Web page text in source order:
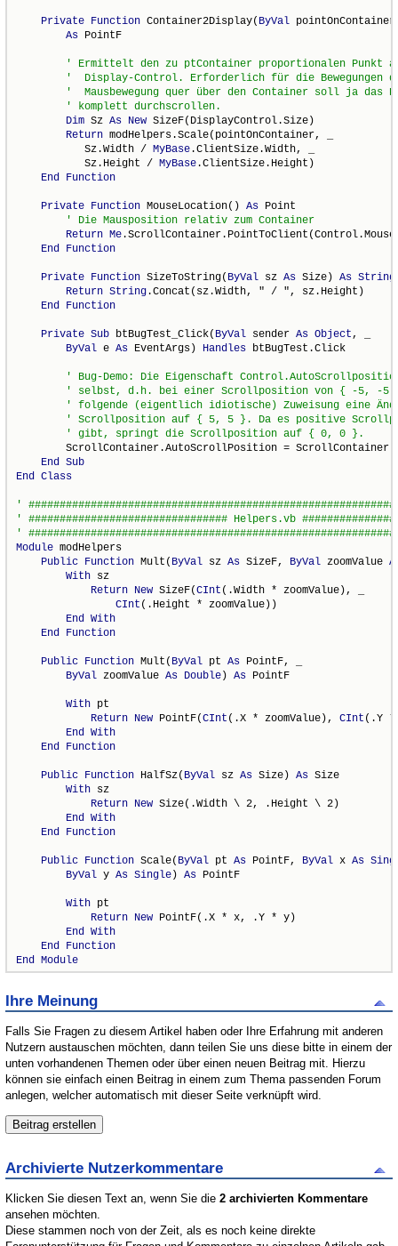
Private Function Container2Display( ByVal
As PointF
Dim Sz As New SizeF(DisplayControl.Size)
Return modHelpers.Scale(pointOnContainer, _
           Sz.Width /
MyBase.ClientSize.Width, _
           Sz.Height /
MyBase.ClientSize.Height)
End Function
Private Function MouseLocation() As Point
Return Me
End Function
Private Function SizeToString( ByVal sz As Size) As String
Return String.Concat(sz.Width, " / ", sz.Height)
End Function
Private Sub btBugTest_Click( ByVal sender As Object, _
ByVal e As EventArgs) Handles btBugTest.Click
ScrollContainer.AutoScrollPosition =
End Sub
End Class
Module modHelpers
Public Function Mult( ByVal sz As SizeF, ByVal zoomValue
With sz
Return New SizeF(CInt (.Width * zoomValue), _
CInt (.Height * zoomValue))
End With
End Function
Public Function Mult( ByVal pt As PointF, _
ByVal zoomValue As Double) As PointF
With pt
Return New PointF(CInt (.X * zoomValue), CInt (.Y *
End With
End Function
Public Function HalfSz( ByVal sz As Size) As Size
With sz
Return New Size(.Width \ 2, .Height \ 2)
End With
End Function
Public Function Scale( ByVal pt As PointF, ByVal x As
ByVal y As Single) As PointF
With pt
Return New PointF(.X * x, .Y * y)
End With
End Function
End Module
Ihre Meinung
Falls Sie Fragen zu diesem Artikel haben oder Ihre Erfahrung mit anderen
Nutzern austauschen möchten, dann teilen Sie uns diese bitte in einem der
unten vorhandenen Themen oder über einen neuen Beitrag mit. Hierzu
können sie einfach einen Beitrag in einem zum Thema passenden Forum
anlegen, welcher automatisch mit dieser Seite verknüpft wird.
Archivierte Nutzerkommentare
Klicken Sie diesen Text an, wenn Sie die2 archivierten Kommentare
ansehen möchten.
Diese stammen noch von der Zeit, als es noch keine direkte